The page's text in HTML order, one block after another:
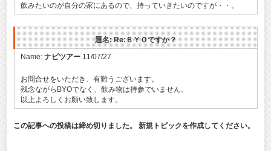
飲みたいのが自分の家にあるので、持っていきたいのですが・・。
題名: Re:ＢＹＯですか？
Name: ナビツアー11/07/27
お問合せをいただき、有難うございます。
残念ながらBYOでなく、飲み物は持参でいません。
以上よろしくお願い致します。
この記事への投稿は締め切りました。 新規トピックを作成してください。